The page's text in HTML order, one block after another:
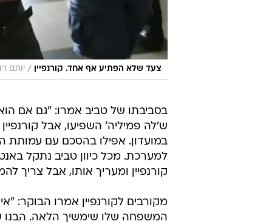
צעד שלא הפתיע אף אחד. קורנפיין / יותם
בסביבתו של טביב אמרו: "גם אם
ש'לה פמיליה' השפיעו, אבל
במועדון. אפילו בהסכם עם עמותת
למערכת. מכל כיוון טביב נתקל
קורנפיין ומעריך אותו, אבל צריך
מקורבים לקורנפיין אמרו הבוקר:
המשפחה שלו שימשיך הלאה. הבנו